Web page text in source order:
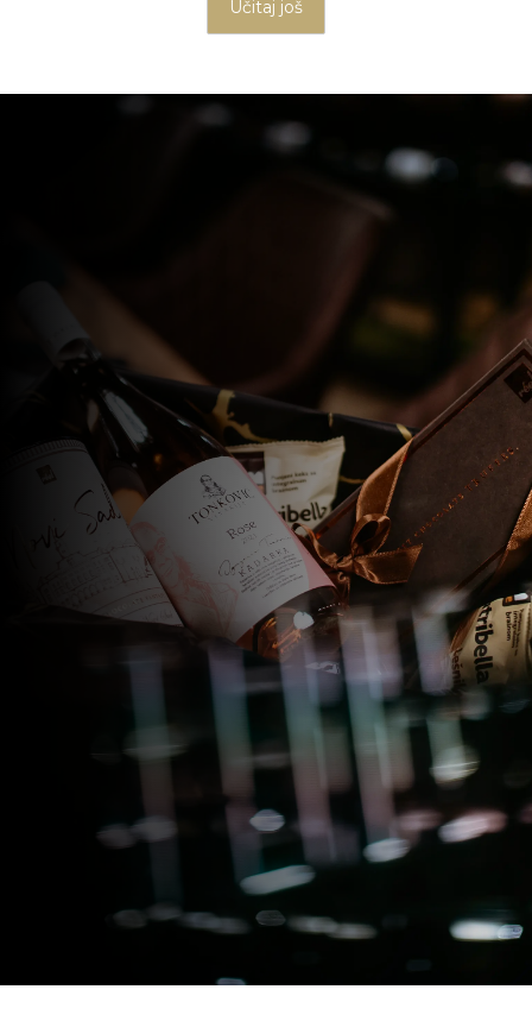
Učitaj još